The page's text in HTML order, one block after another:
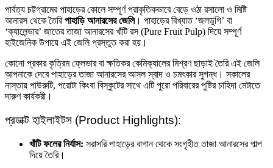
পার্বত্য চট্টগ্রামের পাহাড়ের কোলে সম্পূর্ণ প্রাকৃতিকভাবে বেড়ে ওঠা রসালো ও মিষ্টি
আনারস থেকে তৈরিপাহাড়ি আনারসের জেলি। পাহাড়ের বিখ্যাত ‘জলডুগি’ বা
‘ক্যালেন্ডার’ জাতের তাজা আনারসের খাঁটি রস (Pure Fruit Pulp) দিয়ে সম্পূর্ণ
হাইজেনিক উপায়ে এই জেলি প্রস্তুত করা হয়।
কোনো প্রকার কৃত্রিম ফ্লেভার বা ক্ষতিকর কেমিক্যালের মিশ্রণ ছাড়াই তৈরি এই জেলি
আপনাকে দেবে পাহাড়ের তাজা আনারসের আসল স্বাদ ও চমৎকার সুগন্ধ। সকালের
নাস্তায় পাউরুটি, পরোটা কিংবা বিস্কুটের সাথে এটি পুরো পরিবারের পুষ্টির চাহিদা মেটাতে
দারুণ কার্যকরী।
প্রডাক্ট হাইলাইটস (Product Highlights):
খাঁটি ফলের নির্যাস: সরাসরি পাহাড়ের বাগান থেকে সংগৃহীত তাজা আনারসের পাল্প
দিয়ে তৈরি।